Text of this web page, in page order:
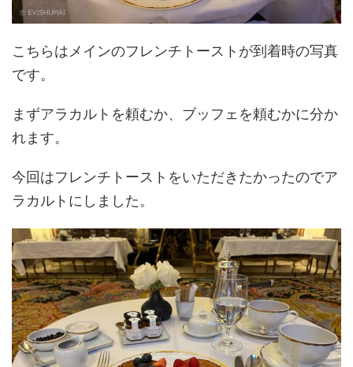
こちらはメインのフレンチトーストが到着時の写真
です。
まずアラカルトを頼むか、ブッフェを頼むかに分か
れます。
今回はフレンチトーストをいただきたかったのでア
ラカルトにしました。